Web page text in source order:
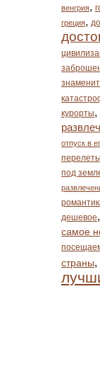
венгрия,
греция,
курорты,
отпуск в
перелеты
под
дешевое,
самое
страны,